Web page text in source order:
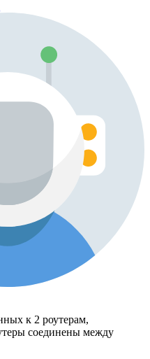
к 2 роутерам,
соединены между